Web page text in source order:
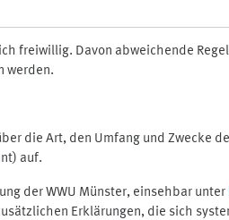
freiwillig. Davon abweichende
werden.
die Art, den Umfang und Zwecke
auf.
der WWU Münster, einsehbar unter
Erklärungen, die sich